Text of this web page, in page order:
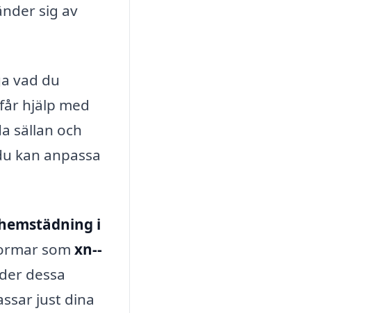
sig av
vad du
hjälp med
sällan och
kan anpassa
i
som xn--
dessa
just dina